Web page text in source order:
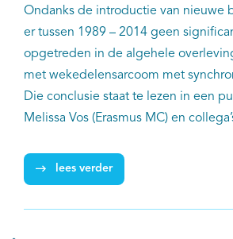
Ondanks de introductie van nieuwe
er tussen 1989 – 2014 geen
opgetreden in de algehele
met wekedelensarcoom met
Die conclusie staat te lezen in een
Melissa Vos (Erasmus MC) en
trabectedin (2007) en pazopanib
tijdens de onderzoeksperiode
lees verder